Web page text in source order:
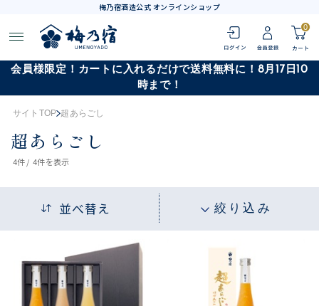
梅乃宿酒造公式 オンラインショップ
0
会員様限定！カートに入れるだけで送料無料に！8月17日10
時まで！
サイトTOP 超あらごし
超あらごし
4件 / 4件を表示
並べ替え 絞り込み